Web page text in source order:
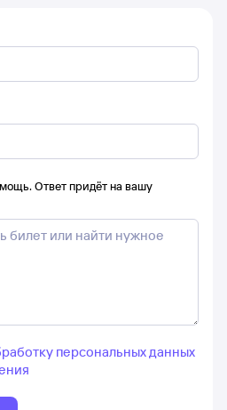
Ответ придёт на вашу
персональных данных